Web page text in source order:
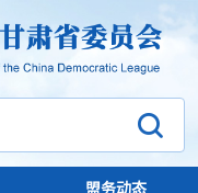
盟务动态